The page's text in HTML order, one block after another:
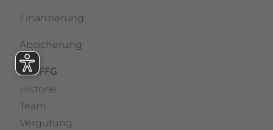
Finanzierung
Absicherung
DIE FFG
Historie
Team
Vergütung